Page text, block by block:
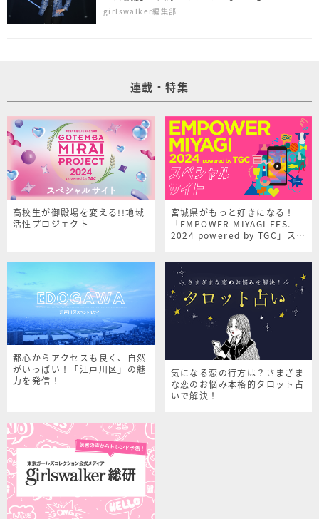
NAMICS presents TGC 新潟 2026＞
girlswalker編集部
連載・特集
高校生が御殿場を変える!!地域
活性プロジェクト
宮城県がもっと好きになる！
「EMPOWER MIYAGI FES.
2024 powered by TGC」スペ
都心からアクセスも良く、自然
がいっぱい！「江戸川区」の魅
力を発信！
気になる恋の行方は？さまざま
な恋のお悩み本格的タロット占
いで解決！